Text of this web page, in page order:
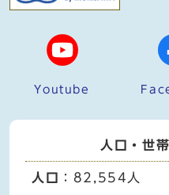
Youtube
人口・世
人口 ：82,554人